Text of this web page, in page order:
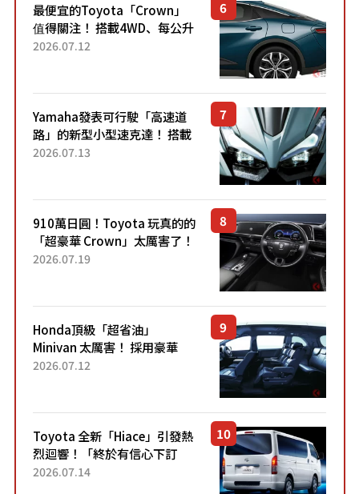
最便宜的Toyota「Crown」
值得關注！ 搭載4WD、每公升
22.4公里低油耗表現超亮眼！
2026.07.12
Yamaha發表可行駛「高速道
路」的新型小型速克達！ 搭載
能享受超強勁「渦輪感」的動
2026.07.13
910萬日圓！Toyota 玩真的的
「超豪華 Crown」太厲害了！
採用由「匠人技藝」打造的
2026.07.19
Honda頂級「超省油」
Minivan 太厲害！ 採用豪華
「真皮座椅」與專屬「黑色內
「三...
2026.07.12
Toyota 全新「Hiace」引發熱
烈迴響！「終於有信心下訂
了！」「哪個等級交車最
2026.07.14